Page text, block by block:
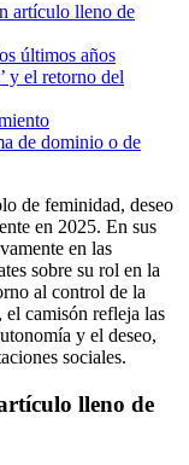
artículo lleno de
últimos años
y el retorno del
de dominio o de
de feminidad, deseo
en 2025. En sus
en las
sobre su rol en la
al control de la
el camisón refleja las
y el deseo,
sociales.
lleno de